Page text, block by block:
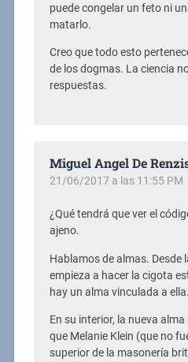
puede congelar un feto ni
matarlo.
Creo que todo esto
de los dogmas. La ciencia
respuestas.
Miguel Angel De
21/06/2017 a las 11:55 PM
¿Qué tendrá que ver el
ajeno.
Hablamos de almas. Desde
empieza a hacer la cigota
hay un alma vinculada a ella.
En su interior, la nueva
que Melanie Klein (que no
superior de la masonería